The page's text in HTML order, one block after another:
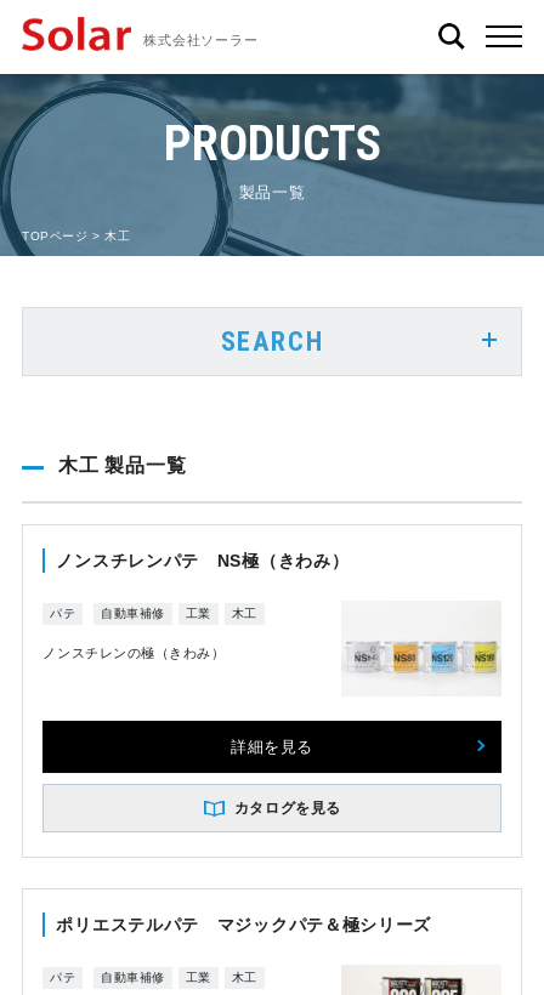
株式会社ソーラー
PRODUCTS
製品一覧
TOPページ > 木工
SEARCH
木工 製品一覧
ノンスチレンパテ NS極（きわみ）
パテ 自動車補修 工業 木工
ノンスチレンの極（きわみ）
詳細を見る
カタログを見る
ポリエステルパテ マジックパテ＆極シリーズ
パテ 自動車補修 工業 木工